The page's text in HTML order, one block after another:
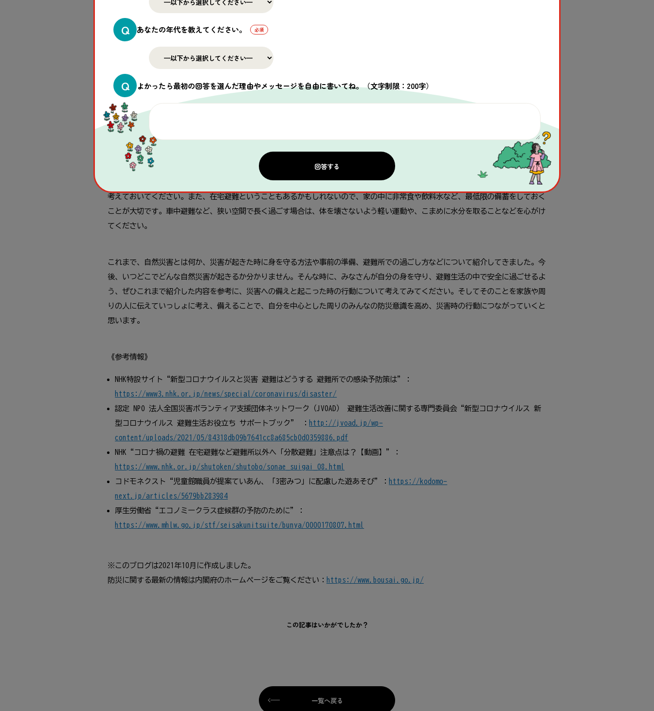
リーズ第4回：みんなで考えよう！自然災害と防災】自然災害が起きてしまった後の 生活を考えて、普段から準備しておこう！
考にしてください。
《車中避難で気を付けることは？》
2016年の熊本地震の被災地では、多くの人が車の中で避難生活を送っていました。車などの狭い空間の中で長時間、座ったり、寝たり
して足を動かさないと血行不良で血栓という血の固まりによって「エコノミークラス症候群」になり、血栓が肺に詰まると死亡するこ
ともあります。予防のためには、軽い体操やストレッチ運動をしたり、かかとの上げ下ろし運動やふくらはぎを軽くもんだりしてみま
しょう。また、こまめに水分を取ったり、ゆったりとした服を着て、ベルトをきつく締めないことなどを心掛ける必要があります。
《まとめ》
みなさんが住んでいる地域で避難場所が決められていますが、状況によっては避難場所を変える必要があるかもしれません。普段か
ら、住んでいる地域で決められた避難場所にくわえて、安全な場所にある親戚や知人の家、近くの安全な建物などを家族といっしょに
考えておいてください。また、在宅避難ということもあるかもしれないので、家の中に非常食や飲料水など、最低限の備蓄をしておく
ことが大切です。車中避難など、狭い空間で長く過ごす場合は、体を壊さないよう軽い運動や、こまめに水分を取ることなどを心がけ
てください。
これまで、自然災害とは何か、災害が起きた時に身を守る方法や事前の準備、避難所での過ごし方などについて紹介してきました。今
後、いつどこでどんな自然災害が起きるか分かりません。そんな時に、みなさんが自分の身を守り、避難生活の中で安全に過ごせるよ
う、ぜひこれまで紹介した内容を参考に、災害への備えと起こった時の行動について考えてみてください。そしてそのことを家族や周
りの人に伝えていっしょに考え、備えることで、自分を中心とした周りのみんなの防災意識を高め、災害時の行動につながっていくと
思います。
《参考情報》
NHK特設サイト“新型コロナウイルスと災害 避難はどうする 避難所での感染予防策は”：
https://www3.nhk.or.jp/news/special/coronavirus/disaster/
認定 NPO 法人全国災害ボランティア支援団体ネットワーク（JVOAD） 避難生活改善に関する専門委員会“新型コロナウイルス 新
型コロナウイルス 避難生活お役立ち サポートブック” ： http://jvoad.jp/wp-
content/uploads/2021/05/84318db09b7641cc8a685cb0d0359886.pdf
NHK“コロナ禍の避難 在宅避難など避難所以外へ「分散避難」注意点は？【動画】”：
https://www.nhk.or.jp/shutoken/shutobo/sonae_suigai_08.html
コドモネクスト“児童館職員が提案ていあん、「3密みつ」に配慮した遊あそび”： https://kodomo-
next.jp/articles/5679bb283984
厚生労働省“エコノミークラス症候群の予防のために”：
https://www.mhlw.go.jp/stf/seisakunitsuite/bunya/0000170807.html
※このブログは2021年10月に作成しました。
防災に関する最新の情報は内閣府のホームページをご覧ください： https://www.bousai.go.jp/
この記事はいかがでしたか？
一覧へ戻る
Q あなたの年代を教えてください。
Q よかったら最初の回答を選んだ理由やメッセージを自由に書いてね。（文字制限：200字）